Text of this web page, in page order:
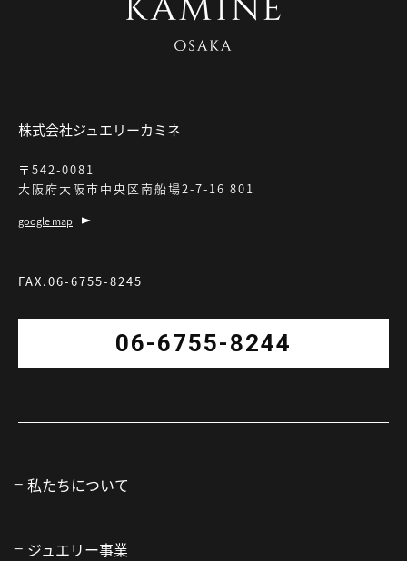
株式会社ジュエリーカミネ
〒542-0081
大阪府大阪市中央区南船場2-7-16 801
google map
FAX.06-6755-8245
06-6755-8244
私たちについて
ジュエリー事業